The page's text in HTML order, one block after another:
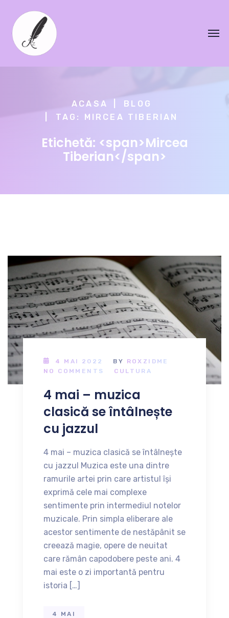
ACASA
BLOG
TAG: MIRCEA TIBERIAN
Etichetă: <span>Mircea
Tiberian</span>
4 MAI 2022 BY ROXZIDME
NO COMMENTS
CULTURA
4 mai – muzica
clasică se întâlnește
cu jazzul
4 mai – muzica clasică se întâlnește
cu jazzul Muzica este una dintre
ramurile artei prin care artistul își
exprimă cele mai complexe
sentimente prin intermediul notelor
muzicale. Prin simpla eliberare ale
acestor sentimente de nestăpânit se
creează magie, opere de neuitat
care rămân capodobere peste ani. 4
mai este o zi importantă pentru
istoria […]
4 MAI